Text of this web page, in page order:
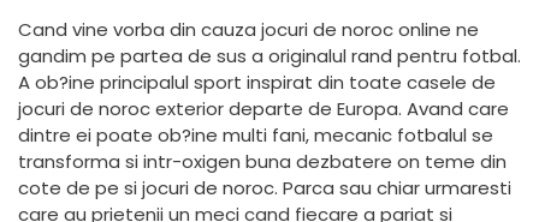
Cand vine vorba din cauza jocuri de noroc online ne
gandim pe partea de sus a originalul rand pentru fotbal.
A ob?ine principalul sport inspirat din toate casele de
jocuri de noroc exterior departe de Europa. Avand care
dintre ei poate ob?ine multi fani, mecanic fotbalul se
transforma si intr-oxigen buna dezbatere on teme din
cote de pe si jocuri de noroc. Parca sau chiar urmaresti
care au prietenii un meci cand fiecare a pariat si